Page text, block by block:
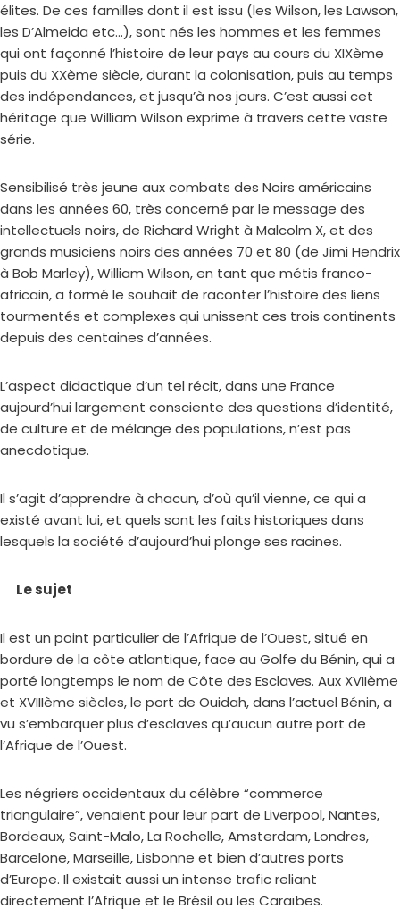
élites. De ces familles dont il est issu (les Wilson, les Lawson,
les D’Almeida etc…), sont nés les hommes et les femmes
qui ont façonné l’histoire de leur pays au cours du XIXème
puis du XXème siècle, durant la colonisation, puis au temps
des indépendances, et jusqu’à nos jours. C’est aussi cet
héritage que William Wilson exprime à travers cette vaste
série.
Sensibilisé très jeune aux combats des Noirs américains
dans les années 60, très concerné par le message des
intellectuels noirs, de Richard Wright à Malcolm X, et des
grands musiciens noirs des années 70 et 80 (de Jimi Hendrix
à Bob Marley), William Wilson, en tant que métis franco-
africain, a formé le souhait de raconter l’histoire des liens
tourmentés et complexes qui unissent ces trois continents
depuis des centaines d’années.
L’aspect didactique d’un tel récit, dans une France
aujourd’hui largement consciente des questions d’identité,
de culture et de mélange des populations, n’est pas
anecdotique.
Il s’agit d’apprendre à chacun, d’où qu’il vienne, ce qui a
existé avant lui, et quels sont les faits historiques dans
lesquels la société d’aujourd’hui plonge ses racines.
Le sujet
Il est un point particulier de l’Afrique de l’Ouest, situé en
bordure de la côte atlantique, face au Golfe du Bénin, qui a
porté longtemps le nom de Côte des Esclaves. Aux XVIIème
et XVIIIème siècles, le port de Ouidah, dans l’actuel Bénin, a
vu s’embarquer plus d’esclaves qu’aucun autre port de
l’Afrique de l’Ouest.
Les négriers occidentaux du célèbre “commerce
triangulaire”, venaient pour leur part de Liverpool, Nantes,
Bordeaux, Saint-Malo, La Rochelle, Amsterdam, Londres,
Barcelone, Marseille, Lisbonne et bien d’autres ports
d’Europe. Il existait aussi un intense trafic reliant
directement l’Afrique et le Brésil ou les Caraïbes.